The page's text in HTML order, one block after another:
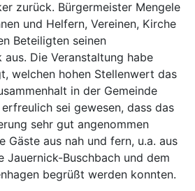
zurück. Bürgermeister Mengele
und Helfern, Vereinen, Kirche
Beteiligten seinen
Die Veranstaltung habe
welchen hohen Stellenwert das
in der Gemeinde
sei gewesen, dass das
sehr gut angenommen
Gäste aus nah und fern, u.a. aus
Jauernick-Buschbach und dem
begrüßt werden konnten.